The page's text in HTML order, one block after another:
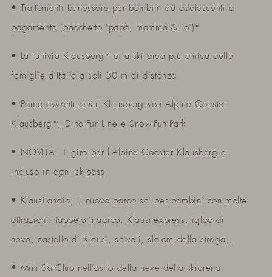
• Trattamenti benessere per bambini ed adolescenti a
pagamento (pacchetto "papà, mamma & io")*
• La funivia Klausberg* e la ski area più amica delle
famiglie d’Italia a soli 50 m di distanza
• Parco avventura sul Klausberg von Alpine Coaster
Klausberg*, Dino-Fun-Line e Snow-Fun-Park
• NOVITÀ: 1 giro per l’Alpine Coaster Klausberg è
incluso in ogni skipass
• Klausilandia, il nuovo parco sci per bambini con molte
attrazioni: tappeto magico, Klausi-express, igloo di
neve, castello di Klausi, scivoli, slalom della strega…
• Mini-Ski-Club nell’asilo della neve della skiarena